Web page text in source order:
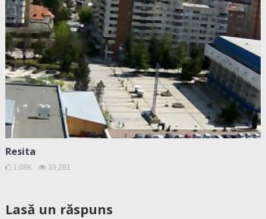
Resita
1.08K 33,281
Lasă un răspuns